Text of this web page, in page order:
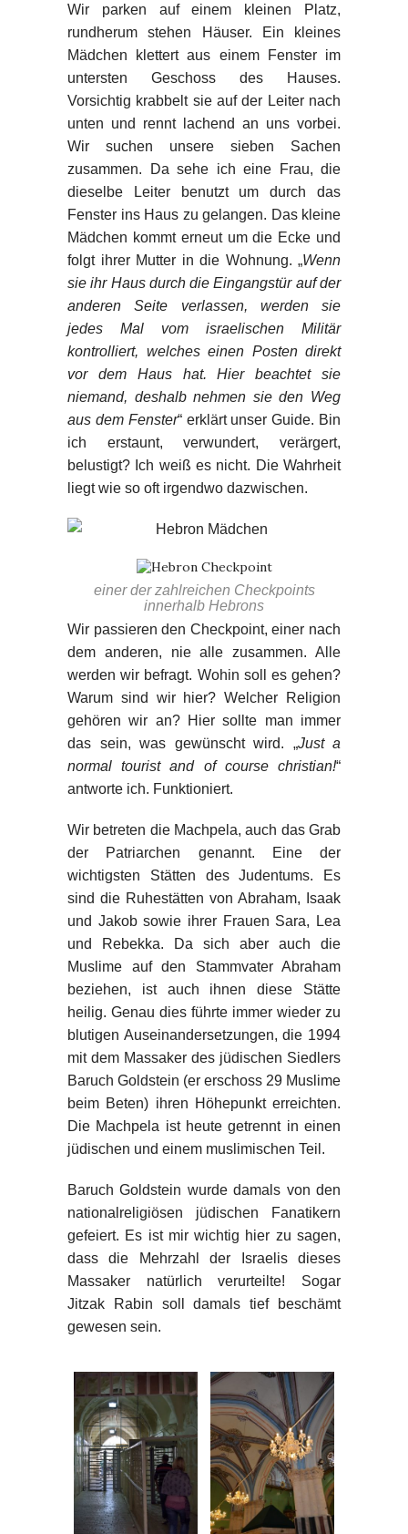
Wir parken auf einem kleinen Platz,
rundherum stehen Häuser. Ein kleines
Mädchen klettert aus einem Fenster im
untersten Geschoss des Hauses.
Vorsichtig krabbelt sie auf der Leiter nach
unten und rennt lachend an uns vorbei.
Wir suchen unsere sieben Sachen
zusammen. Da sehe ich eine Frau, die
dieselbe Leiter benutzt um durch das
Fenster ins Haus zu gelangen. Das kleine
Mädchen kommt erneut um die Ecke und
folgt ihrer Mutter in die Wohnung. „Wenn
sie ihr Haus durch die Eingangstür auf der
anderen Seite verlassen, werden sie
jedes Mal vom israelischen Militär
kontrolliert, welches einen Posten direkt
vor dem Haus hat. Hier beachtet sie
niemand, deshalb nehmen sie den Weg
aus dem Fenster“ erklärt unser Guide. Bin
ich erstaunt, verwundert, verärgert,
belustigt? Ich weiß es nicht. Die Wahrheit
liegt wie so oft irgendwo dazwischen.
einer der zahlreichen Checkpoints
innerhalb Hebrons
Wir passieren den Checkpoint, einer nach
dem anderen, nie alle zusammen. Alle
werden wir befragt. Wohin soll es gehen?
Warum sind wir hier? Welcher Religion
gehören wir an? Hier sollte man immer
das sein, was gewünscht wird. „Just a
normal tourist and of course christian!“
antworte ich. Funktioniert.
Wir betreten die Machpela, auch das Grab
der Patriarchen genannt. Eine der
wichtigsten Stätten des Judentums. Es
sind die Ruhestätten von Abraham, Isaak
und Jakob sowie ihrer Frauen Sara, Lea
und Rebekka. Da sich aber auch die
Muslime auf den Stammvater Abraham
beziehen, ist auch ihnen diese Stätte
heilig. Genau dies führte immer wieder zu
blutigen Auseinandersetzungen, die 1994
mit dem Massaker des jüdischen Siedlers
Baruch Goldstein (er erschoss 29 Muslime
beim Beten) ihren Höhepunkt erreichten.
Die Machpela ist heute getrennt in einen
jüdischen und einem muslimischen Teil.
Baruch Goldstein wurde damals von den
nationalreligiösen jüdischen Fanatikern
gefeiert. Es ist mir wichtig hier zu sagen,
dass die Mehrzahl der Israelis dieses
Massaker natürlich verurteilte! Sogar
Jitzak Rabin soll damals tief beschämt
gewesen sein.